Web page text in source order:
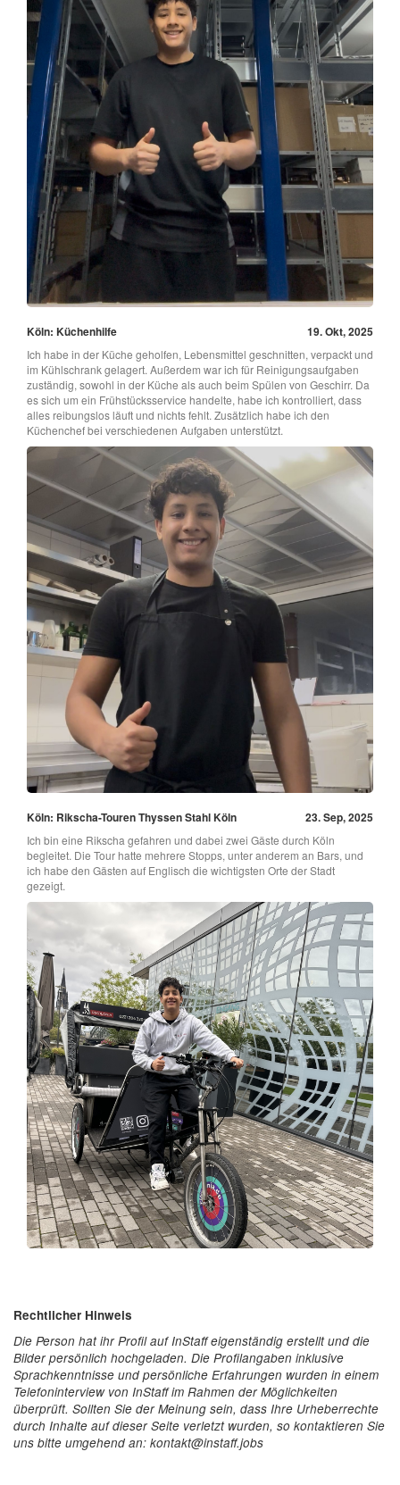
Köln: Küchenhilfe 19. Okt, 2025
Ich habe in der Küche geholfen, Lebensmittel geschnitten, verpackt und
im Kühlschrank gelagert. Außerdem war ich für Reinigungsaufgaben
zuständig, sowohl in der Küche als auch beim Spülen von Geschirr. Da
es sich um ein Frühstücksservice handelte, habe ich kontrolliert, dass
alles reibungslos läuft und nichts fehlt. Zusätzlich habe ich den
Küchenchef bei verschiedenen Aufgaben unterstützt.
Köln: Rikscha-Touren Thyssen Stahl Köln 23. Sep, 2025
Ich bin eine Rikscha gefahren und dabei zwei Gäste durch Köln
begleitet. Die Tour hatte mehrere Stopps, unter anderem an Bars, und
ich habe den Gästen auf Englisch die wichtigsten Orte der Stadt
gezeigt.
Rechtlicher Hinweis
Die Person hat ihr Profil auf InStaff eigenständig erstellt und die
Bilder persönlich hochgeladen. Die Profilangaben inklusive
Sprachkenntnisse und persönliche Erfahrungen wurden in einem
Telefoninterview von InStaff im Rahmen der Möglichkeiten
überprüft. Sollten Sie der Meinung sein, dass Ihre Urheberrechte
durch Inhalte auf dieser Seite verletzt wurden, so kontaktieren Sie
uns bitte umgehend an: kontakt@instaff.jobs